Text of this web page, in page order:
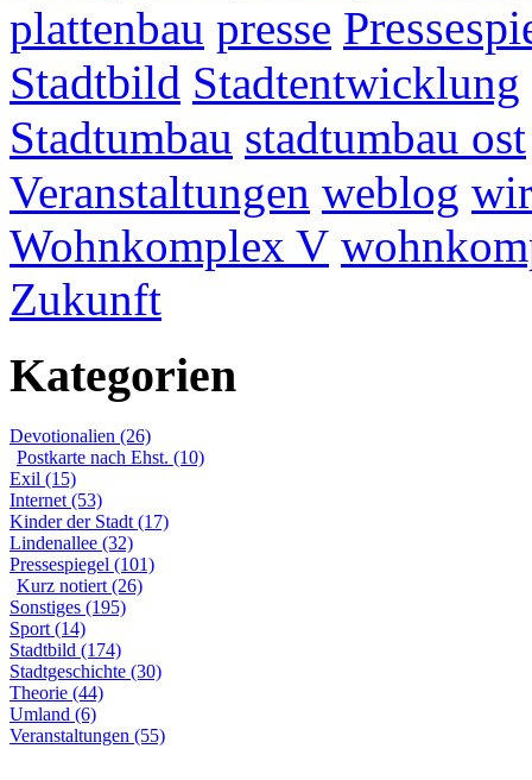
plattenbau presse
Stadtbild Stadtentwicklung
Stadtumbau stadtumbau ost
Veranstaltungen weblog
Wohnkomplex V
Zukunft
Kategorien
Devotionalien (26)
Postkarte nach Ehst. (10)
Exil (15)
Internet (53)
Kinder der Stadt (17)
Lindenallee (32)
Pressespiegel (101)
Kurz notiert (26)
Sonstiges (195)
Sport (14)
Stadtbild (174)
Stadtgeschichte (30)
Theorie (44)
Umland (6)
Veranstaltungen (55)